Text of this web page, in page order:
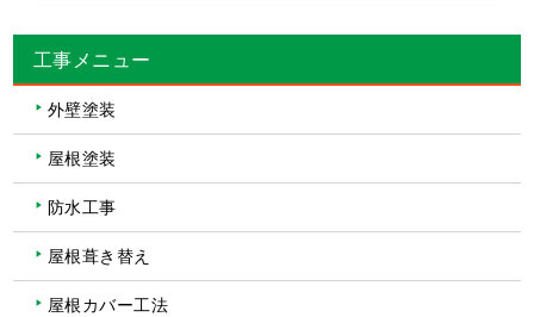
工事メニュー
外壁塗装
屋根塗装
防水工事
屋根葺き替え
屋根カバー工法